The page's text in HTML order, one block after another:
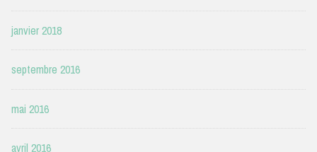
janvier 2018
septembre 2016
mai 2016
avril 2016